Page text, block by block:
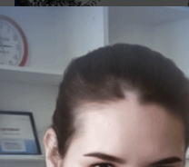
вчера в 17:02